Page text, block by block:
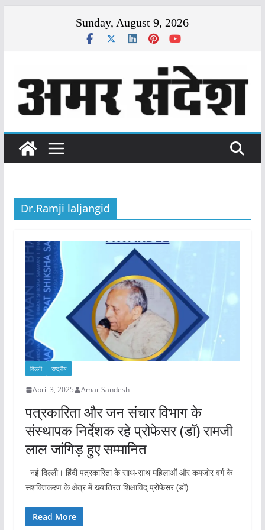
Sunday, August 9, 2026
Dr.Ramji laljangid
दिल्ली राष्ट्रीय
April 3, 2025 Amar Sandesh
पत्रकारिता और जन संचार विभाग के
संस्थापक निर्देशक रहे प्रोफेसर (डॉ) रामजी
लाल जांगिड़ हुए सम्मानित
नई दिल्ली। हिंदी पत्रकारिता के साथ-साथ महिलाओं और कमजोर वर्ग के
सशक्तिकरण के क्षेत्र में ख्यातिरत शिक्षाविद् प्रोफेसर (डॉ)
Read More